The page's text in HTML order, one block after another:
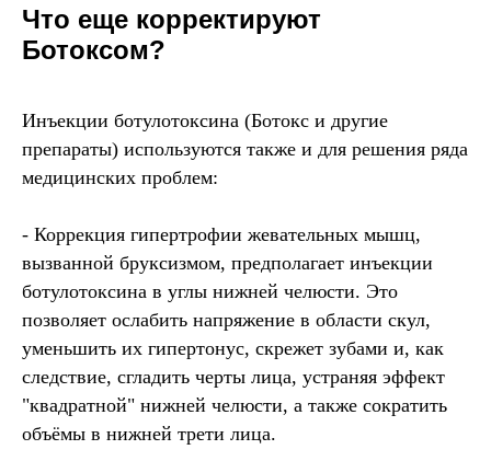
противодействовать.
Что еще корректируют
Ботоксом?
Инъекции ботулотоксина (Ботокс и другие
препараты) используются также и для решения ряда
медицинских проблем:
- Коррекция гипертрофии жевательных мышц,
вызванной бруксизмом, предполагает инъекции
ботулотоксина в углы нижней челюсти. Это
позволяет ослабить напряжение в области скул,
уменьшить их гипертонус, скрежет зубами и, как
следствие, сгладить черты лица, устраняя эффект
"квадратной" нижней челюсти, а также сократить
объёмы в нижней трети лица.